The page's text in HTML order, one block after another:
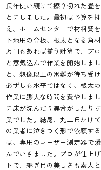
長年使い続けて擦り切れた畳
とにしました。最初は予算を
え、ホームセンターで材料費
下地用の合板、根太となる角
万円もあれば揃う計算で、プ
と意気込んで作業を開始しま
と、想像以上の困難が待ち受
必ずしも水平ではなく、根太
作業に膨大な時間を費やしま
に床が沈んだり異音がしたり
業でした。結局、丸二日かけ
の業者に泣きつく形で依頼す
は、専用のレーザー測定器で
んでいきました。プロが仕上
トで、継ぎ目の美しさも素人